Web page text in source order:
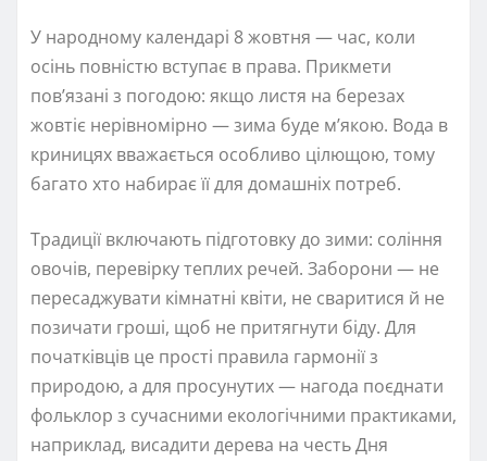
У народному календарі 8 жовтня — час, коли
осінь повністю вступає в права. Прикмети
пов’язані з погодою: якщо листя на березах
жовтіє нерівномірно — зима буде м’якою. Вода в
криницях вважається особливо цілющою, тому
багато хто набирає її для домашніх потреб.
Традиції включають підготовку до зими: соління
овочів, перевірку теплих речей. Заборони — не
пересаджувати кімнатні квіти, не сваритися й не
позичати гроші, щоб не притягнути біду. Для
початківців це прості правила гармонії з
природою, а для просунутих — нагода поєднати
фольклор з сучасними екологічними практиками,
наприклад, висадити дерева на честь Дня